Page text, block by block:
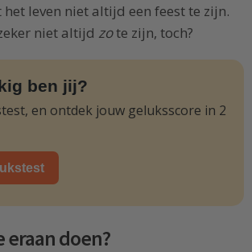
leven niet altijd een feest te zijn.
niet altijd zote zijn, toch?
ben jij?
en ontdek jouw geluksscore in 2
eraan doen?